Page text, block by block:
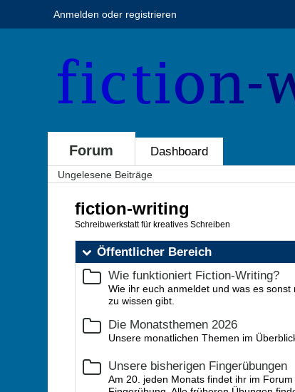
Anmelden oder registrieren
Forum Dashboard
Ungelesene Beiträge
fiction-writing
Schreibwerkstatt für kreatives Schreiben
Öffentlicher Bereich
Wie funktioniert Fiction-Writing?
Wie ihr euch anmeldet und was es sonst
zu wissen gibt.
Die Monatsthemen 2026
Unsere monatlichen Themen im
Unsere bisherigen Fingerübungen
Am 20. jeden Monats findet ihr im